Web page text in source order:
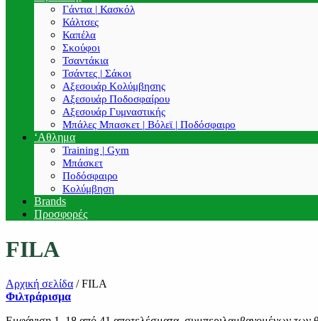
Γάντια | Κασκόλ
Κάλτσες
Καπέλα
Σκούφοι
Τσαντάκια
Τσάντες | Σάκοι
Αξεσουάρ Κολύμβησης
Αξεσουάρ Ποδοσφαίρου
Αξεσουάρ Γυμναστικής
Μπάλες Μπασκετ | Βόλεϊ | Ποδόσφαιρο
‘Αθλημα
Training | Gym
Μπάσκετ
Ποδόσφαιρο
Κολύμβηση
Brands
Προσφορές
FILA
Αρχική σελίδα /FILA
Φιλτράρισμα